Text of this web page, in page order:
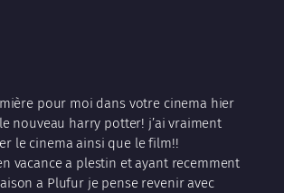
pour moi dans votre cinema hier
nouveau harry potter! j’ai vraiment
le cinema ainsi que le film!!
vacance a plestin et ayant recemment
a Plufur je pense revenir avec